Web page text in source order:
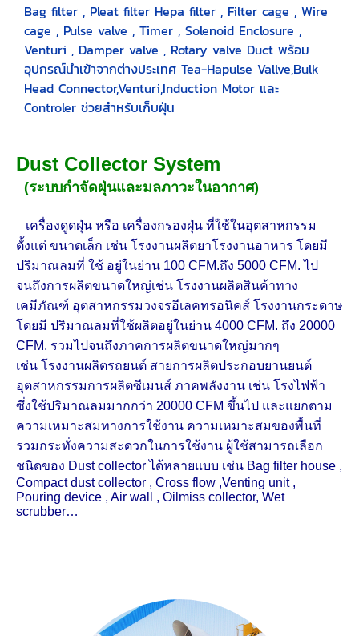
Bag filter , Pleat filter Hepa filter , Filter cage , Wire
cage , Pulse valve , Timer , Solenoid Enclosure ,
Venturi , Damper valve , Rotary valve Duct พร้อม
อุปกรณ์นำเข้าจากต่างประเทศ Tea-Hapulse Vallve,Bulk
Head Connector,Venturi,Induction Motor และ
Controler ช่วยสำหรับเก็บฝุ่น
Dust Collector System
(ระบบกำจัดฝุ่นและมลภาวะในอากาศ)
เครื่องดูดฝุ่น หรือ เครื่องกรองฝุ่น ที่ใช้ในอุตสาหกรรม
ตั้งแต่ ขนาดเล็ก เช่น โรงงานผลิตยาโรงงานอาหาร โดยมี
ปริมาณลมที่ ใช้ อยู่ในย่าน 100 CFM.ถึง 5000 CFM. ไป
จนถึงการผลิตขนาดใหญ่เช่น โรงงานผลิตสินค้าทาง
เคมีภัณฑ์ อุตสาหกรรมวงจรอีเลคทรอนิคส์ โรงงานกระดาษ
โดยมี ปริมาณลมที่ใช้ผลิตอยู่ในย่าน 4000 CFM. ถึง 20000
CFM. รวมไปจนถึงภาคการผลิตขนาดใหญ่มากๆ
เช่น โรงงานผลิตรถยนต์ สายการผลิตประกอบยานยนต์
อุตสาหกรรมการผลิตซีเมนส์ ภาคพลังงาน เช่น โรงไฟฟ้า
ซึ่งใช้ปริมาณลมมากกว่า 20000 CFM ขึ้นไป และแยกตาม
ความเหมาะสมทางการใช้งาน ความเหมาะสมของพื้นที่
รวมกระทั่งความสะดวกในการใช้งาน ผู้ใช้สามารถเลือก
ชนิดของ Dust collector ได้หลายแบบ เช่น Bag filter house ,
Compact dust collector , Cross flow ,Venting unit ,
Pouring device , Air wall , Oilmiss collector, Wet
scrubber…